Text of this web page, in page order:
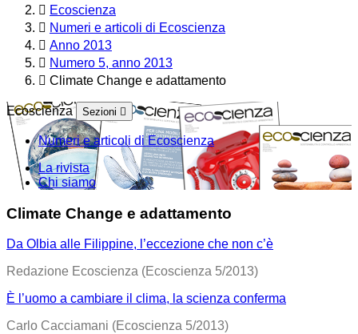
Ecoscienza
Numeri e articoli di Ecoscienza
Anno 2013
Numero 5, anno 2013
Climate Change e adattamento
Ecoscienza Sezioni
Numeri e articoli di Ecoscienza
La rivista
Chi siamo
Climate Change e adattamento
Da Olbia alle Filippine, l’eccezione che non c’è
Redazione Ecoscienza (Ecoscienza 5/2013)
È l’uomo a cambiare il clima, la scienza conferma
Carlo Cacciamani (Ecoscienza 5/2013)